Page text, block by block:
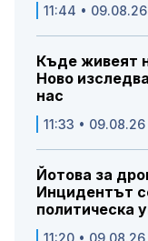
11:44 • 09.08.26
Къде живеят
Ново
нас
11:33 • 09.08.26
Йотова за
Инцидентът
политическа